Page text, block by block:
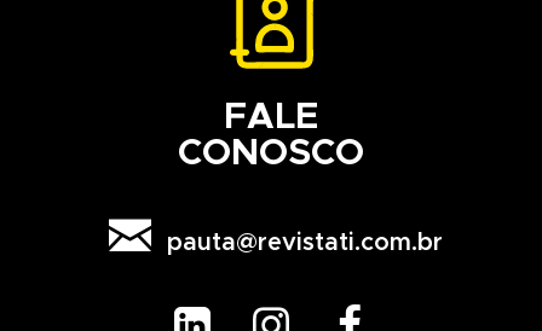
FALE
CONOSCO
 pauta@revistati.com.br